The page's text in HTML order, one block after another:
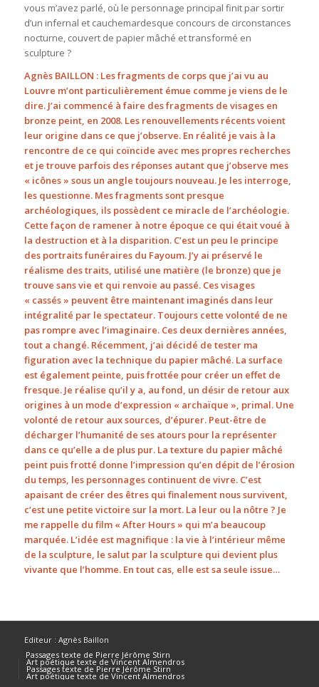
vous m’avez parlé, où le personnage principal finit par sortir
d’un infernal et cauchemardesque concours de circonstances
nocturne, couvert de papier mâché et transformé en
sculpture ?
Agnès BAILLON : Les fragments de corps que j’ai vu au
Louvre m’ont particulièrement émue comme je viens de le
dire. J’ai commencé à faire des fragments de visages en
bronze peint, en 2008. Les renouvellements récents voient
leur origine dans ce que j’observe. En réalité je vais à la
rencontre de ce qui coïncide avec mes propres recherches
et je trouve parfois des réponses autant que j’observe mes
« icônes » sous un angle toujours nouveau. Je les interroge,
les questionne. Mes fragments sont presque
archéologiques, ils possèdent ce miracle de l’archéologie.
Cette façon de ramener à notre époque ce qui était voué à
la destruction et à la disparition. C’est un peu le principe
des portraits funéraires du Fayoum. J’y ai préservé le
réalisme des traits, utilisé une matière (le bronze) que je
trouve sans vie et qui renvoie au passé. Ces visages
« cassés » peuvent être maintenant imaginés dans leur
intégralité par le spectateur. Toujours cette volonté de ne
pas rompre avec l’imaginaire. Ces deux dernières années,
tout a changé. Récemment, j’ai décidé de tester ma
figuration avec la technique du papier mâché. La surface
est également peinte, puis frottée pour créer un effet de
fresque. Je réalise qu’il y a, au fond, un désir de retour aux
origines à un mode d’expression « archaïque », primal. Une
volonté de retour aux sources, d’épurer. Peut-être de
décharger l’humanité de ses atours pour la représenter
dans ce qu’elle a de plus pur. La texture du papier mâché
peint puis frotté donne l’impression qu’en dépit de l’érosion
du temps, les personnages continuent de vivre. C’est
apaisant de créer des êtres qui finalement nous survivent,
c’est une petite victoire sur la mort. La leur ou la nôtre ? Je
me rappelle du film « After Hours » qui m’a beaucoup
marquée. L’idée est magnifique : la vie à l’intérieur même
de la sculpture, le salut par la sculpture qui devient plus
vivante que l’homme. En tout cas, elle est sa seule issue…
Editeur : Agnès Baillon
Passages texte de Pierre Jérôme Stirn
Art poétique texte de Vincent Almendros
Passages texte de Pierre Jérôme Stirn
Art poétique texte de Vincent Almendros